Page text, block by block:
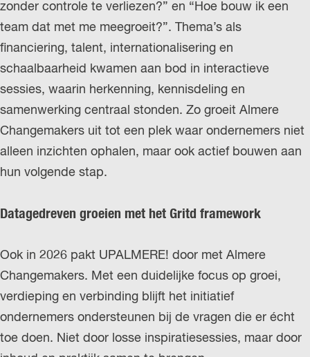
zonder controle te verliezen?” en “Hoe bouw ik een
team dat met me meegroeit?”. Thema’s als
financiering, talent, internationalisering en
schaalbaarheid kwamen aan bod in interactieve
sessies, waarin herkenning, kennisdeling en
samenwerking centraal stonden. Zo groeit Almere
Changemakers uit tot een plek waar ondernemers niet
alleen inzichten ophalen, maar ook actief bouwen aan
hun volgende stap.
Datagedreven groeien met het Gritd framework
Ook in 2026 pakt UPALMERE! door met Almere
Changemakers. Met een duidelijke focus op groei,
verdieping en verbinding blijft het initiatief
ondernemers ondersteunen bij de vragen die er écht
toe doen. Niet door losse inspiratiesessies, maar door